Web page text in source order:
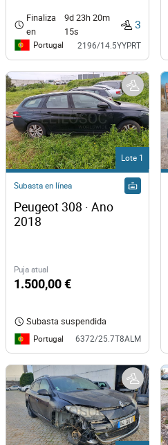
Finaliza
en
9d 23h 20m
15s
3
Portugal 2196/14.5YYPRT
Lote 1
Subasta en línea
Peugeot 308 · Ano
2018
Puja atual
1.500,00 €
Subasta suspendida
Portugal 6372/25.7T8ALM